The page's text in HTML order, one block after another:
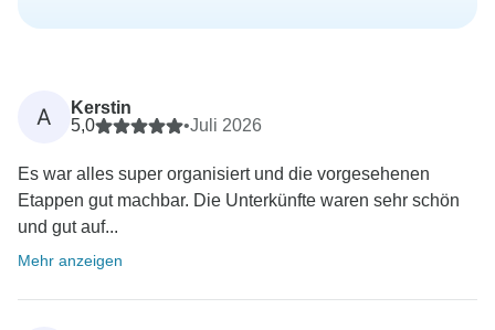
A
Kerstin
5,0
•Juli 2026
Es war alles super organisiert und die vorgesehenen
Etappen gut machbar. Die Unterkünfte waren sehr schön
und gut auf...
Mehr anzeigen